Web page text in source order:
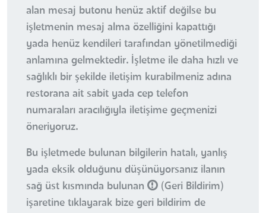
alan mesaj butonu henüz aktif değilse bu
işletmenin mesaj alma özelliğini kapattığı
yada henüz kendileri tarafından yönetilmediği
anlamına gelmektedir. İşletme ile daha hızlı ve
sağlıklı bir şekilde iletişim kurabilmeniz adına
restorana ait sabit yada cep telefon
numaraları aracılığıyla iletişime geçmenizi
öneriyoruz.
Bu işletmede bulunan bilgilerin hatalı, yanlış
yada eksik olduğunu düşünüyorsanız ilanın
sağ üst kısmında bulunan
(Geri Bildirim)
işaretine tıklayarak bize geri bildirim de